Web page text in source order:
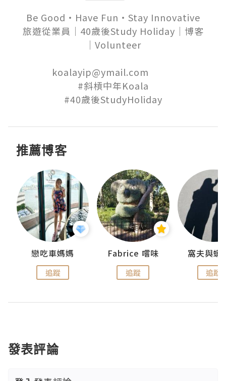
Be Good‧Have Fun‧Stay Innovative
旅遊從業員│40歲後Study Holiday│博客
│Volunteer
koalayip@ymail.com
#斜槓中年Koala
推薦博客
戀吃車媽媽
追蹤
Fabrice 嚐味
追蹤
窩夫與蝦
追蹤
發表評論